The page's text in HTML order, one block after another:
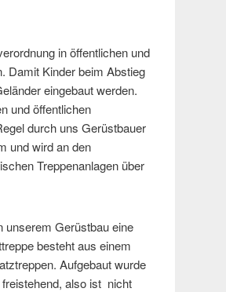
in öffentlichen und
Damit Kinder beim Abstieg
eingebaut werden.
und öffentlichen
durch uns Gerüstbauer
und wird an den
Treppenanlagen über
unserem Gerüstbau eine
besteht aus einem
Aufgebaut wurde
also ist nicht